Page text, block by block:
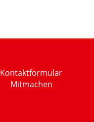
Kontaktformular
Mitmachen